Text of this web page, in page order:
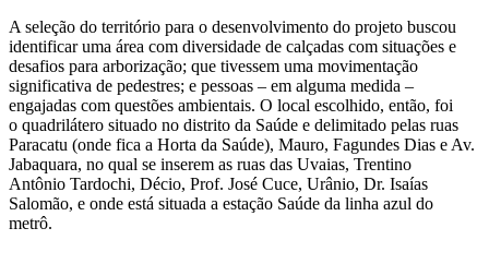
A seleção do território para o desenvolvimento do projeto buscou
identificar uma área com diversidade de calçadas com situações e
desafios para arborização; que tivessem uma movimentação
significativa de pedestres; e pessoas – em alguma medida –
engajadas com questões ambientais. O local escolhido, então, foi
o quadrilátero situado no distrito da Saúde e delimitado pelas ruas
Paracatu (onde fica a Horta da Saúde), Mauro, Fagundes Dias e Av.
Jabaquara, no qual se inserem as ruas das Uvaias, Trentino
Antônio Tardochi, Décio, Prof. José Cuce, Urânio, Dr. Isaías
Salomão, e onde está situada a estação Saúde da linha azul do
metrô.